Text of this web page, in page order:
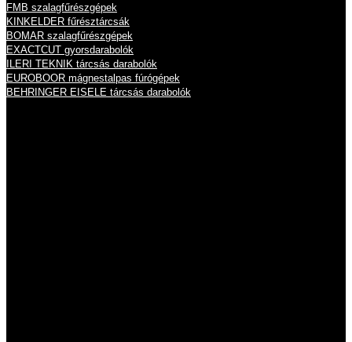
FMB szalagfűrészgépek
KINKELDER fűrésztárcsák
BOMAR szalagfűrészgépek
EXACTCUT gyorsdarabolók
ILERI TEKNIK tárcsás darabolók
EUROBOOR mágnestalpas fúrógépek
BEHRINGER EISELE tárcsás darabolók